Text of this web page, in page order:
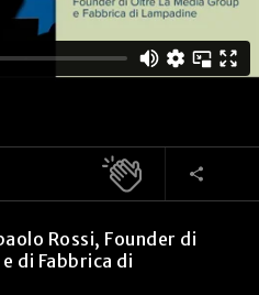
Rossi, Founder di
di Fabbrica di